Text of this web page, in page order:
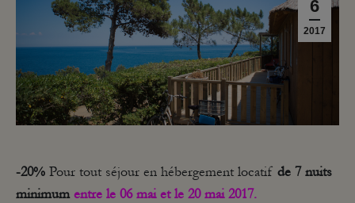
6
2017
-20% Pour tout séjour en hébergement locatif de 7 nuits
minimum entre le 06 mai et le 20 mai 2017.